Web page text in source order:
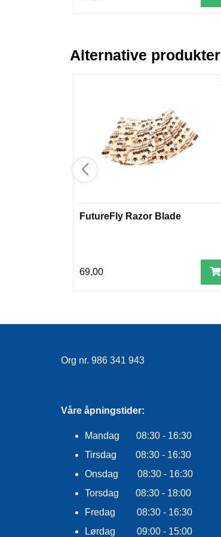
Alternative produkter
FutureFly Razor Blade
69,00
Org nr. 986 341 943
Våre åpningstider:
Mandag 08:30 - 16:30
Tirsdag 08:30 - 16:30
Onsdag 08:30 - 16:30
Torsdag 08:30 - 18:00
Fredag 08:30 - 16:30
Lørdag 09:00 - 15:00